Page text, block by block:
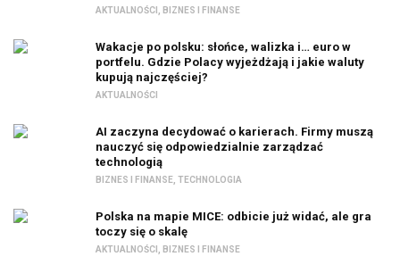
AKTUALNOŚCI BIZNES I FINANSE
Wakacje po polsku: słońce, walizka i… euro w
portfelu. Gdzie Polacy wyjeżdżają i jakie waluty
kupują najczęściej?
AKTUALNOŚCI
AI zaczyna decydować o karierach. Firmy muszą
nauczyć się odpowiedzialnie zarządzać
technologią
BIZNES I FINANSE TECHNOLOGIA
Polska na mapie MICE: odbicie już widać, ale gra
toczy się o skalę
AKTUALNOŚCI BIZNES I FINANSE